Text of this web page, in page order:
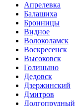
Апрелевка
Балашиха
Бронницы
Видное
Волоколамск
Воскресенск
Высоковск
Голицыно
Дедовск
Дзержинский
Дмитров
Долгопрудный